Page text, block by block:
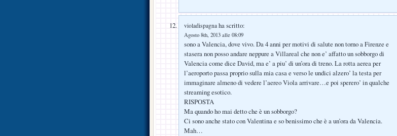
violadispagna ha scritto:
Agosto 8th, 2013 alle 08:09
sono a Valencia, dove vivo. Da 4 anni per motivi di salute non torno a Firenze e
stasera non posso andare neppure a Villareal che non e’ affatto un sobborgo di
Valencia come dice David, ma e’ a piu’ di un’ora di treno. La rotta aerea per
l’aeroporto passa proprio sulla mia casa e verso le undici alzero’ la testa per
immaginare almeno di vedere l’aereo Viola arrivare…e poi sperero’ in qualche
streaming esotico.
RISPOSTA
Ma quando ho mai detto che è un sobborgo?
Ci sono anche stato con Valentina e so benissimo che è a un’ora da Valencia.
Mah…